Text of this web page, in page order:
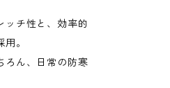
ッチ性と、効率的
。
ろん、日常の防寒